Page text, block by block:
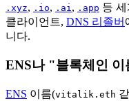
.xyz, .io, .ai , .app 등
클라이언트, DNS 리졸버
니다.
ENS나 "블록체인
ENS 이름(vitalik.eth